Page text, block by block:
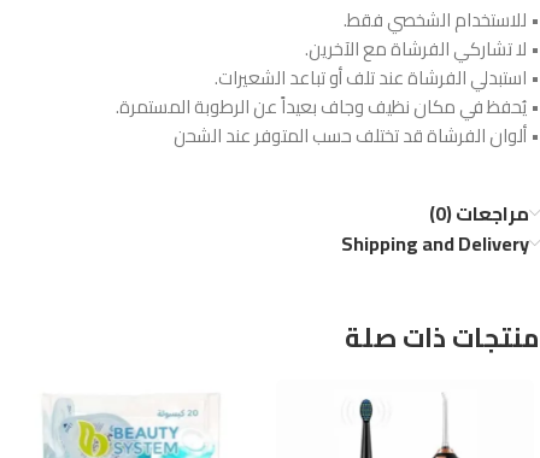
• للاستخدام الشخصي فقط.
• لا تشاركي الفرشاة مع الآخرين.
• استبدلي الفرشاة عند تلف أو تباعد الشعيرات.
• يُحفظ في مكان نظيف وجاف بعيداً عن الرطوبة المستمرة.
• ألوان الفرشاة قد تختلف حسب المتوفر عند الشحن
مراجعات (0)
Shipping and Delivery
منتجات ذات صلة